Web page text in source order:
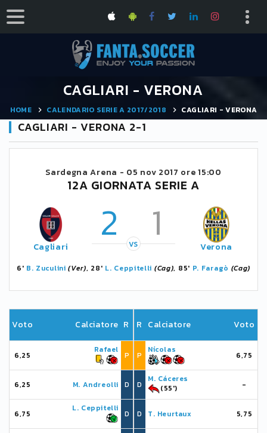
CAGLIARI - VERONA
HOME CALENDARIO SERIE A 2017/2018 CAGLIARI - VERONA
CAGLIARI - VERONA 2-1
Sardegna Arena - 05 nov 2017 ore 15:00
12A GIORNATA SERIE A
Cagliari 2 1
VS Verona
6' B. Zuculini (Ver), 28' L. Ceppitelli (Cag), 85' P. Faragò (Cag)
Voto Calciatore R
6,25
Rafael
P
6,25 M. Andreolli D
6,75
L. Ceppitelli
D
R Calciatore Voto
P
Nícolas
6,75
D
M. Cáceres
(55')
-
D T. Heurtaux 5,75